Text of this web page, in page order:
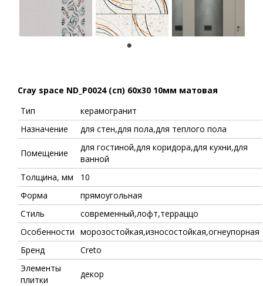
Cray space ND_P0024 (сп) 60x30 10мм матовая
Тип
керамогранит
Назначение
для стен,для пола,для теплого пола
Помещение
для гостиной,для коридора,для кухни,для
ванной
Толщина, мм
10
Форма
прямоугольная
Стиль
современный,лофт,терраццо
Особенности морозостойкая,износостойкая,огнеупорная
Бренд
Creto
Элементы
плитки
декор